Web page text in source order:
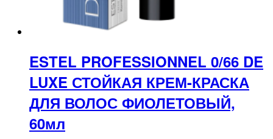
ESTEL PROFESSIONNEL 0/66 DE
LUXE СТОЙКАЯ КРЕМ-КРАСКА
ДЛЯ ВОЛОС ФИОЛЕТОВЫЙ,
60мл